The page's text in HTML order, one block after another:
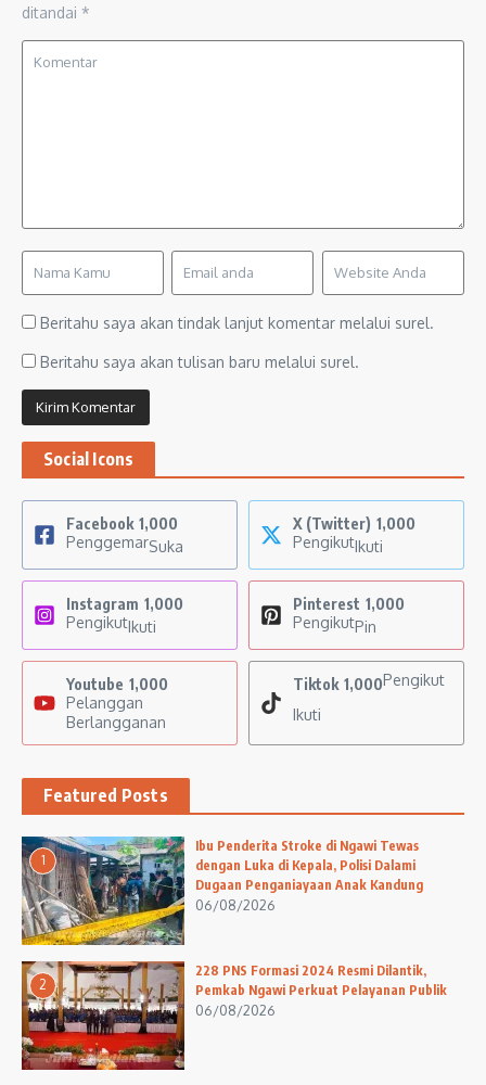
ditandai *
Beritahu saya akan tindak lanjut komentar melalui surel.
Beritahu saya akan tulisan baru melalui surel.
Social Icons
Facebook 1,000
PenggemarSuka
X (Twitter) 1,000
PengikutIkuti
Instagram 1,000
PengikutIkuti
Pinterest 1,000
PengikutPin
Youtube 1,000
Pelanggan
Berlangganan
Tiktok 1,000Pengikut
Ikuti
Featured Posts
1
Ibu Penderita Stroke di Ngawi Tewas
dengan Luka di Kepala, Polisi Dalami
Dugaan Penganiayaan Anak Kandung
06/08/2026
2
228 PNS Formasi 2024 Resmi Dilantik,
Pemkab Ngawi Perkuat Pelayanan Publik
06/08/2026